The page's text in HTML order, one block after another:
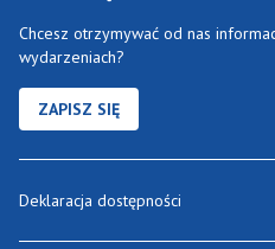
Chcesz otrzymywać od nas
wydarzeniach?
ZAPISZ SIĘ
Deklaracja dostępności